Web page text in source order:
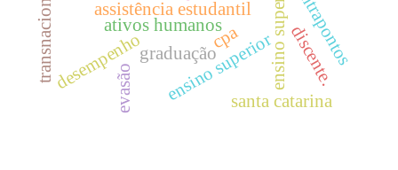
ensino superior.
assistência estudantil
ensino superior
ativos humanoscpa
graduação
desempenho
evasão
contrapontos
santa catarina
discente.